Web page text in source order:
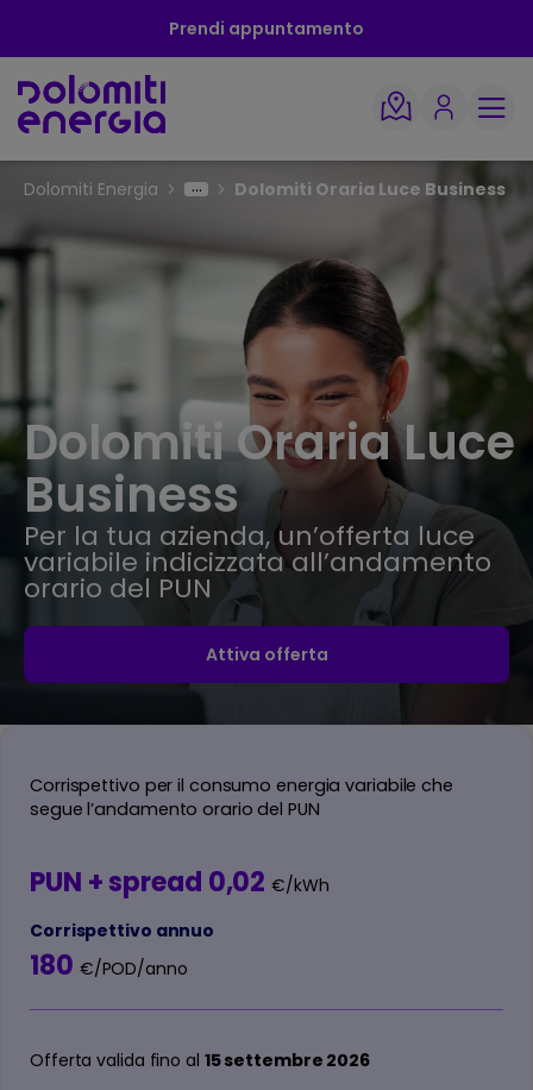
Prendi appuntamento
Dolomiti Energia Dolomiti Oraria Luce Business
Dolomiti Oraria Luce
Business
Per la tua azienda, un’offerta luce
variabile indicizzata all’andamento
orario del PUN
Attiva offerta
Corrispettivo per il consumo energia variabile che
segue l’andamento orario del PUN
PUN + spread 0,02 €/kWh
Corrispettivo annuo
180 €/POD/anno
Offerta valida fino al 15 settembre 2026